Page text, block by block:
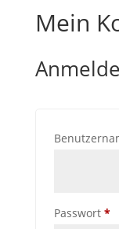
Mein
Passwort *